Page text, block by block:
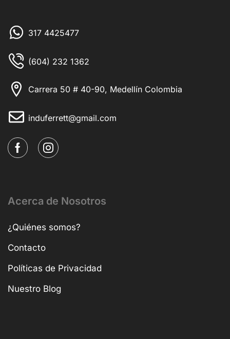
317 4425477
(604) 232 1362
Carrera 50 # 40-90, Medellín Colombia
induferrett@gmail.com
Acerca de Nosotros
¿Quiénes somos?
Contacto
Políticas de Privacidad
Nuestro Blog